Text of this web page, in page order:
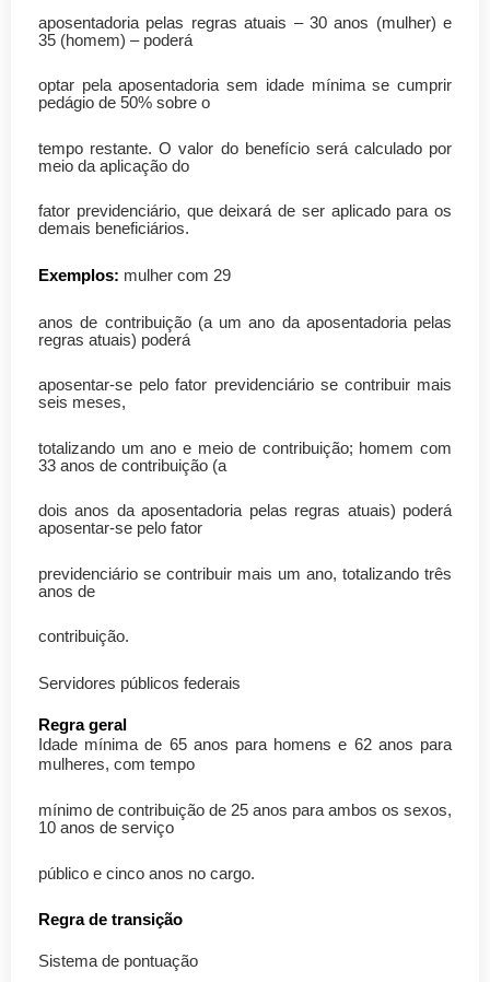
aposentadoria pelas regras atuais – 30 anos (mulher) e
35 (homem) – poderá
optar pela aposentadoria sem idade mínima se cumprir
pedágio de 50% sobre o
tempo restante. O valor do benefício será calculado por
meio da aplicação do
fator previdenciário, que deixará de ser aplicado para os
demais beneficiários.
Exemplos: mulher com 29
anos de contribuição (a um ano da aposentadoria pelas
regras atuais) poderá
aposentar-se pelo fator previdenciário se contribuir mais
seis meses,
totalizando um ano e meio de contribuição; homem com
33 anos de contribuição (a
dois anos da aposentadoria pelas regras atuais) poderá
aposentar-se pelo fator
previdenciário se contribuir mais um ano, totalizando três
anos de
contribuição.
Servidores públicos federais
Regra geral
Idade mínima de 65 anos para homens e 62 anos para
mulheres, com tempo
mínimo de contribuição de 25 anos para ambos os sexos,
10 anos de serviço
público e cinco anos no cargo.
Regra de transição
Sistema de pontuação